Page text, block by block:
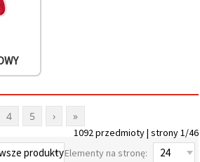
4 5 › »
1092 przedmioty | strony 1/46
Elementy na stronę: